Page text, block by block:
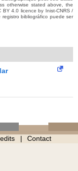
otherwise stated above, the
4.0 licence by Inist-CNRS /
bibliográfico puede ser
Contact